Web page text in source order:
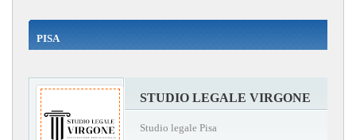
PISA
STUDIO LEGALE VIRGONE
Studio legale Pisa